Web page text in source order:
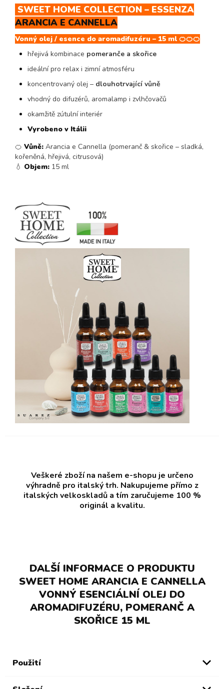
SWEET HOME COLLECTION – ESSENZA
ARANCIA E CANNELLA
Vonný olej / esence do aromadifuzéru – 15 ml 🍊🍊🍊
hřejivá kombinace pomeranče a skořice
ideální pro relax i zimní atmosféru
koncentrovaný olej – dlouhotrvající vůně
vhodný do difuzérů, aromalamp i zvlhčovačů
okamžitě zútulní interiér
Vyrobeno v Itálii
🍊 Vůně: Arancia e Cannella (pomeranč & skořice – sladká,
kořeněná, hřejivá, citrusová)
💧 Objem: 15 ml
Veškeré zboží na našem e-shopu je určeno
výhradně pro italský trh. Nakupujeme přímo z
italských velkoskladů a tím zaručujeme 100 %
originál a kvalitu.
DALŠÍ INFORMACE O PRODUKTU
SWEET HOME ARANCIA E CANNELLA
VONNÝ ESENCIÁLNÍ OLEJ DO
AROMADIFUZÉRU, POMERANČ A
SKOŘICE 15 ML
Použití